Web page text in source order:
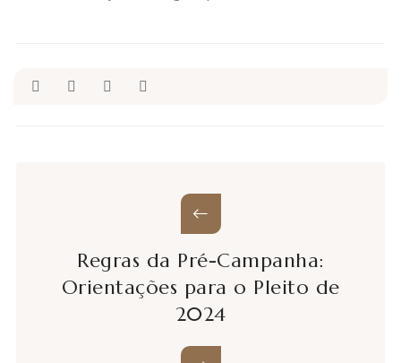
Regras da Pré-Campanha:
Orientações para o Pleito de
2024